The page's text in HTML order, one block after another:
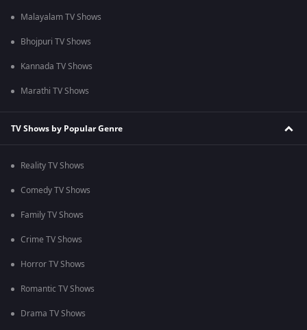
Malayalam TV Shows
Bhojpuri TV Shows
Kannada TV Shows
Marathi TV Shows
TV Shows by Popular Genre
Reality TV Shows
Comedy TV Shows
Family TV Shows
Crime TV Shows
Horror TV Shows
Romantic TV Shows
Drama TV Shows